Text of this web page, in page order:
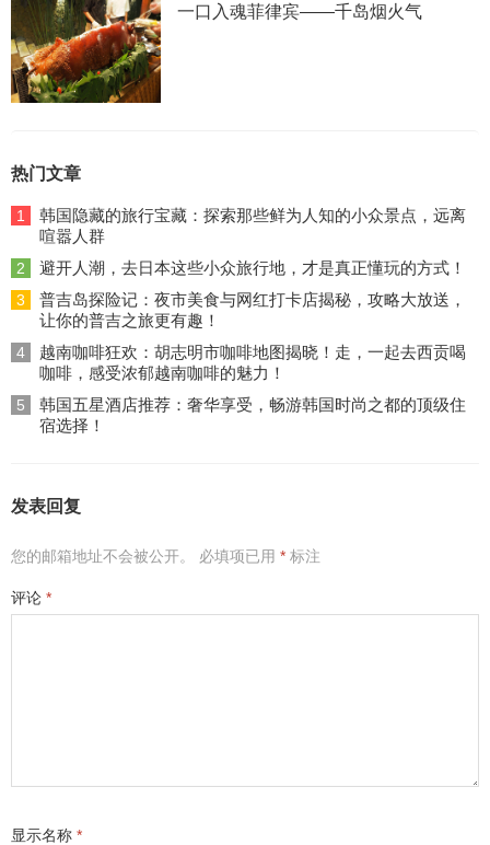
一口入魂菲律宾——千岛烟火气
热门文章
1
韩国隐藏的旅行宝藏：探索那些鲜为人知的小众景点，远离
喧嚣人群
2 避开人潮，去日本这些小众旅行地，才是真正懂玩的方式！
3
普吉岛探险记：夜市美食与网红打卡店揭秘，攻略大放送，
让你的普吉之旅更有趣！
4
越南咖啡狂欢：胡志明市咖啡地图揭晓！走，一起去西贡喝
咖啡，感受浓郁越南咖啡的魅力！
5
韩国五星酒店推荐：奢华享受，畅游韩国时尚之都的顶级住
宿选择！
发表回复
您的邮箱地址不会被公开。 必填项已用 * 标注
评论 *
显示名称 *